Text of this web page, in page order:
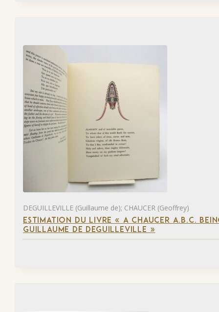
DEGUILLEVILLE (Guillaume de); CHAUCER (Geoffrey)
ESTIMATION DU LIVRE « A CHAUCER A.B.C.
GUILLAUME DE DEGUILLEVILLE »